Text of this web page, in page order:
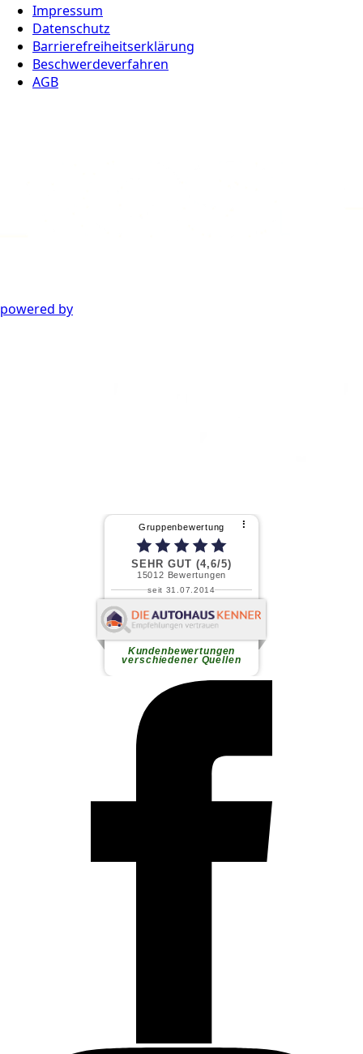
Impressum
Datenschutz
Barrierefreiheitserklärung
Beschwerdeverfahren
AGB
powered by